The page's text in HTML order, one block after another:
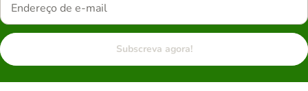
Subscreva agora!